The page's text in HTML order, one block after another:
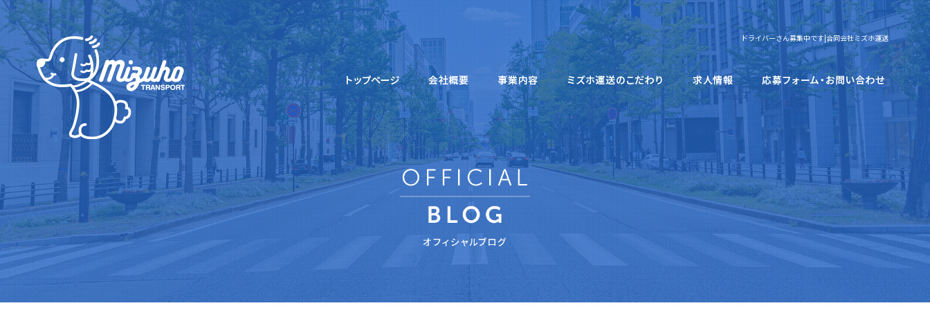
ドライバーさん募集中です|合同会社ミズホ運送